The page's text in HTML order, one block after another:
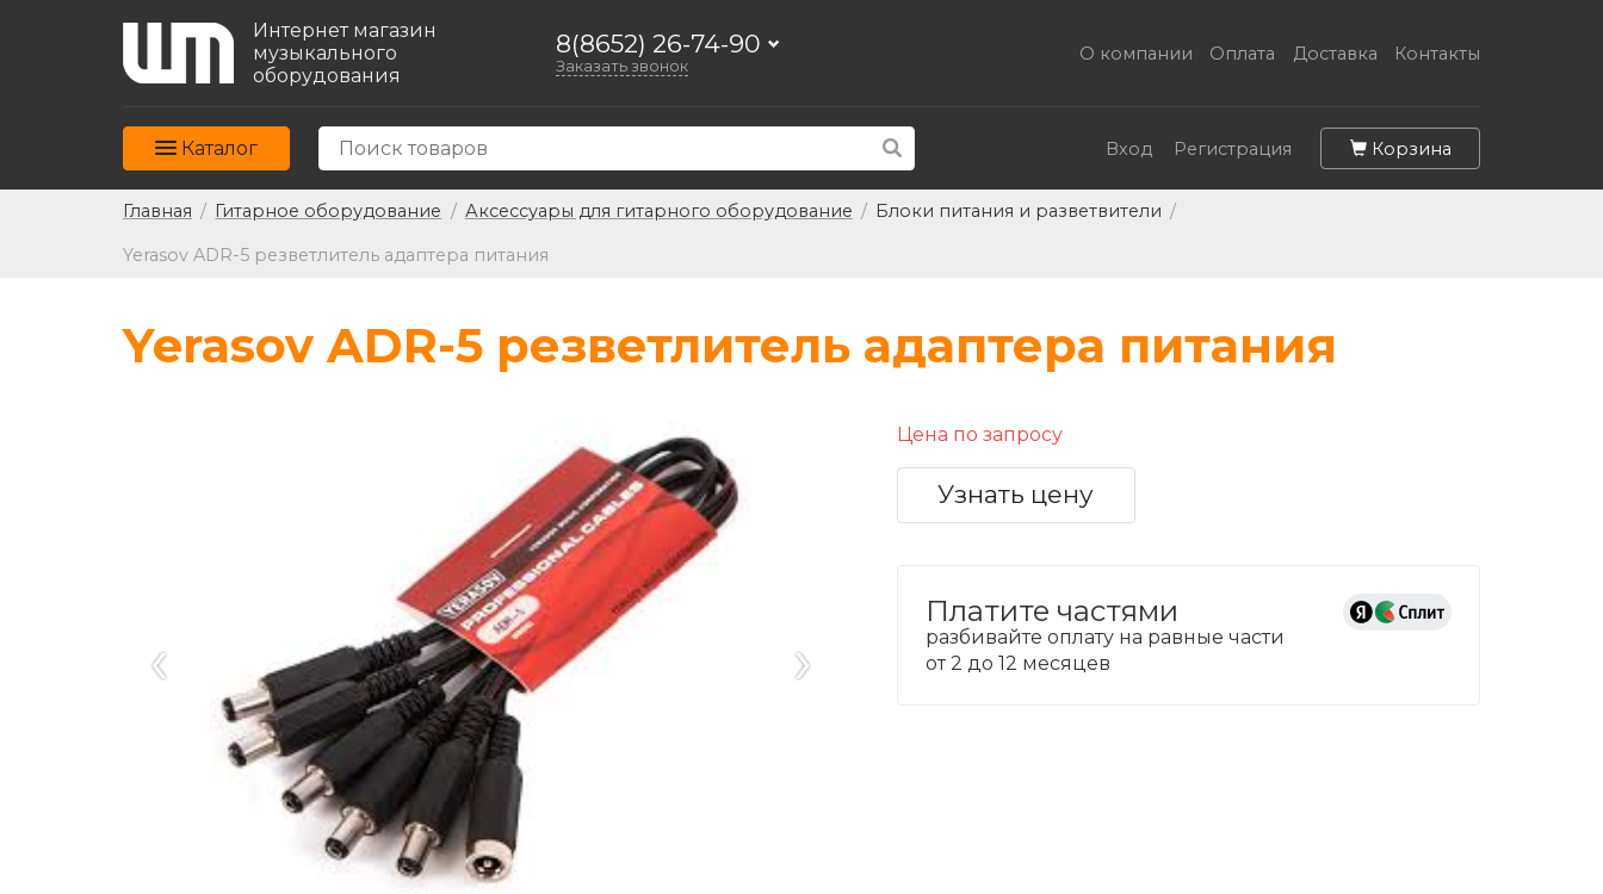
Интернет магазин
музыкального
оборудования
8(8652) 26-74-90
Заказать звонок
О компании Оплата Доставка Контакты
Каталог Вход Регистрация Корзина
Главная / Гитарное оборудование / Аксессуары для гитарного оборудование / Блоки питания и разветвители /
Yerasov ADR-5 резветлитель адаптера питания
Yerasov ADR-5 резветлитель адаптера питания
‹ ›
Цена по запросу
Узнать цену
Платите частями
разбивайте оплату на равные части
от 2 до 12 месяцев